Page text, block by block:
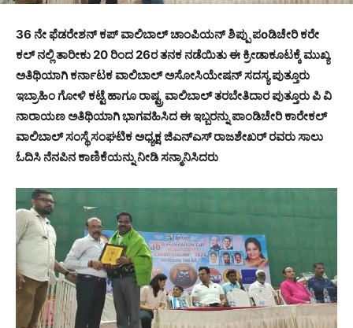
36 ನೇ ಫೆಡರೇಶನ್ ಕಪ್ ವಾಲಿಬಾಲ್ ಚಾಂಪಿಯನ್ ಶಿಪ್ಪು ಪoಡಿಚೇರಿ ಕರೇ
ಕಲ್ ನಲ್ಲಿ ತಾರೀಕು 20 ರಿಂದ 26ರ ತನಕ ನಡೆಯಿತು ಈ ಕ್ರೀಡಾಕೂಟಕ್ಕೆ ಮುಖ್ಯ
ಅತಿಥಿಯಾಗಿ ಕರ್ನಾಟಕ ವಾಲಿಬಾಲ್ ಅಸೋಸಿಯೇಷನ್ ಸದಸ್ಯ ಪುತ್ತೂರು
ಇಬ್ರಾಹಿಂ ಗೋಳಿ ಕಟ್ಟೆ ಹಾಗೂ ರಾಷ್ಟ್ರ ವಾಲಿಬಾಲ್ ತರಬೇತಿದಾರ ಪುತ್ತೂರು ಪಿ ವಿ
ನಾರಾಯಣ ಅತಿಥಿಯಾಗಿ ಭಾಗವಹಿಸಿದ ಈ ಇಬ್ಬರನ್ನು ಪಾಂಡಿಚೇರಿ ಕಾರೇಕಲ್
ವಾಲಿಬಾಲ್ ಸಂಸ್ಥೆ ಸಂಘಟಿಕ ಅಧ್ಯಕ್ಷ ಜಿಎನ್ಎಸ್ ರಾಜಶೇಖರ್ ರವರು ಸಾಲು
ಓದಿಸಿ ನೆನಪಿನ ಕಾಣಿಕೆಯನ್ನು ನೀಡಿ ಸನ್ಮಾನಿಸಿದರು